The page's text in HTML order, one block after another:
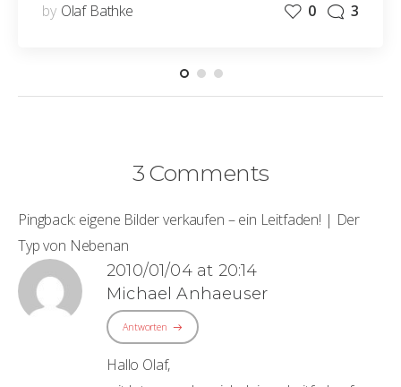
by Olaf Bathke 0 3
3 Comments
Pingback: eigene Bilder verkaufen – ein Leitfaden! | Der
Typ von Nebenan
2010/01/04 at 20:14
Michael Anhaeuser
Antworten
Hallo Olaf,